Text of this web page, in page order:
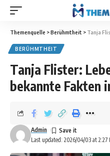
Themenquelle >Berühmtheit > Tanja
BERÜHMTHEIT
Tanja Flister:
bekannte Fakten
Last updated: 2026/04/03 at 2:27
Admin